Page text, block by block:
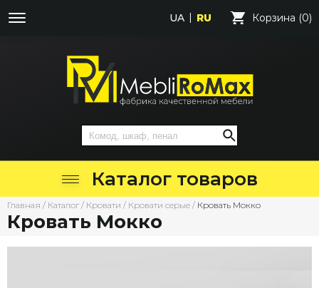
UA RU Корзина (0)
Каталог товаров
Главная / Каталог / Кровати / Кровати серые / Кровать Мокко
Кровать Мокко